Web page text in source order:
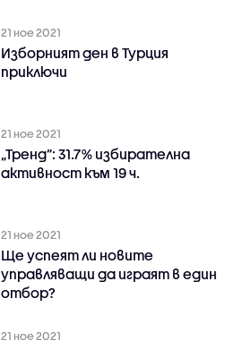
21 ное 2021
Изборният ден в Турция
приключи
21 ное 2021
„Тренд”: 31.7% избирателна
активност към 19 ч.
21 ное 2021
Ще успеят ли новите
управляващи да играят в един
отбор?
21 ное 2021